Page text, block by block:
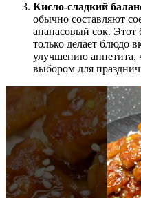
Кисло-сладкий
обычно составляют
ананасовый сок. Этот
только делает блюдо
улучшению аппетита,
выбором для